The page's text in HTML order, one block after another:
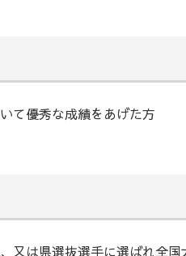
て優秀な成績をあげた方
又は県選抜選手に選ばれ全国